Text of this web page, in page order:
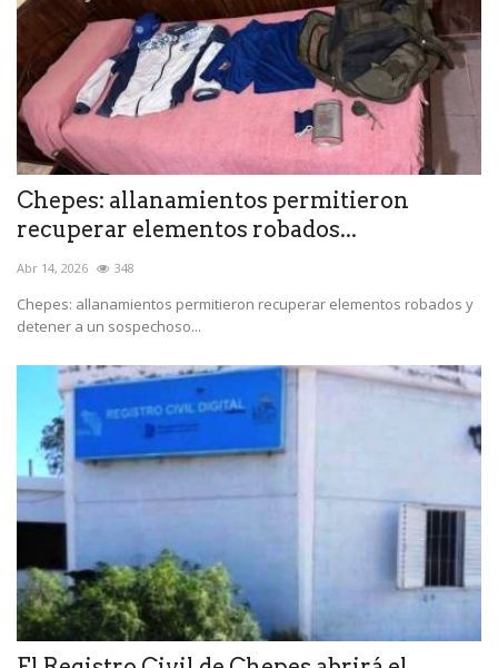
Chepes: allanamientos permitieron
recuperar elementos robados...
Abr 14, 2026 348
Chepes: allanamientos permitieron recuperar elementos robados y
detener a un sospechoso...